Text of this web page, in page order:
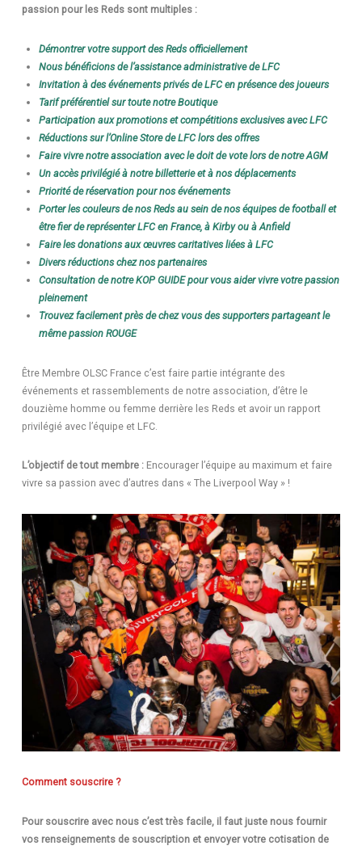
passion pour les Reds sont multiples :
Démontrer votre support des Reds officiellement
Nous bénéficions de l’assistance administrative de LFC
Invitation à des événements privés de LFC en présence des joueurs
Tarif préférentiel sur toute notre Boutique
Participation aux promotions et compétitions exclusives avec LFC
Réductions sur l’Online Store de LFC lors des offres
Faire vivre notre association avec le doit de vote lors de notre AGM
Un accès privilégié à notre billetterie et à nos déplacements
Priorité de réservation pour nos événements
Porter les couleurs de nos Reds au sein de nos équipes de football et
être fier de représenter LFC en France, à Kirby ou à Anfield
Faire les donations aux œuvres caritatives liées à LFC
Divers réductions chez nos partenaires
Consultation de notre KOP GUIDE pour vous aider vivre votre passion
pleinement
Trouvez facilement près de chez vous des supporters partageant le
même passion ROUGE
Être Membre OLSC France c’est faire partie intégrante des
événements et rassemblements de notre association, d’être le
douzième homme ou femme derrière les Reds et avoir un rapport
privilégié avec l’équipe et LFC.
L’objectif de tout membre : Encourager l’équipe au maximum et faire
vivre sa passion avec d’autres dans « The Liverpool Way » !
Comment souscrire ?
Pour souscrire avec nous c’est très facile, il faut juste nous fournir
vos renseignements de souscription et envoyer votre cotisation de